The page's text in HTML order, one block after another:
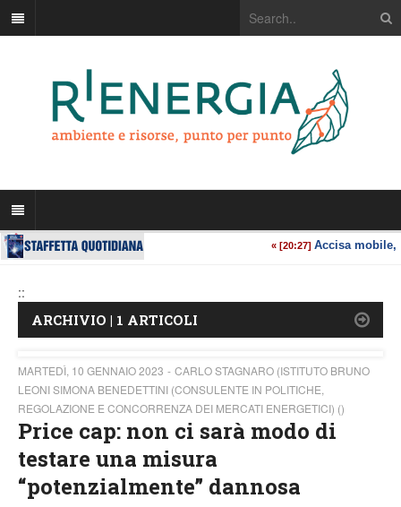
::
ARCHIVIO | 1 ARTICOLI
MARTEDÌ, 10 GENNAIO 2023
CARLO STAGNARO (ISTITUTO BRUNO
LEONI SIMONA BENEDETTINI (CONSULENTE IN POLITICHE,
REGOLAZIONE E CONCORRENZA DEI MERCATI ENERGETICI) ()
Price cap: non ci sarà modo di
testare una misura
“potenzialmente” dannosa